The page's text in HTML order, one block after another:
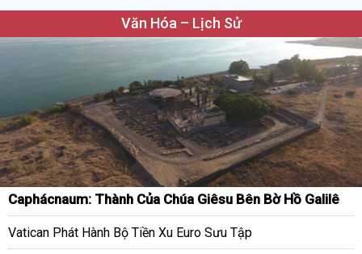
Văn Hóa – Lịch Sử
Caphácnaum: Thành Của Chúa Giêsu Bên Bờ Hồ Galilê
Vatican Phát Hành Bộ Tiền Xu Euro Sưu Tập